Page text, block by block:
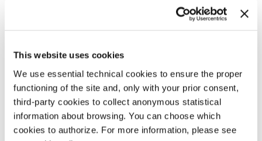
This website uses cookies
We use essential technical cookies to ensure the proper
functioning of the site and, only with your prior consent,
third-party cookies to collect anonymous statistical
information about browsing. You can choose which
cookies to authorize. For more information, please see